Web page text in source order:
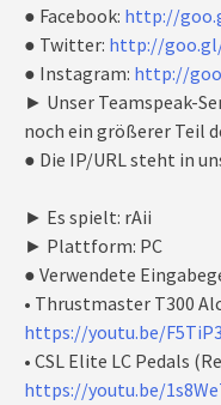
● Facebook: http://
● Twitter: http://
● Instagram: http://
► Unser Teamspeak-
noch ein größerer Teil
● Die IP/URL steht in
► Es spielt: rAii
► Plattform: PC
● Verwendete
• Thrustmaster T300
https://youtu.be/
• CSL Elite LC Pedals
https://youtu.be/